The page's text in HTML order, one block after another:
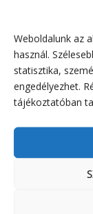
Weboldalunk az
használ.
statisztika,
engedélyezhet.
tájékoztatóban
dolog. Nincs
De ez, ha
menetét és
szükséges,
😀
választhatjuk
együtt már a
De van 2
egy listából